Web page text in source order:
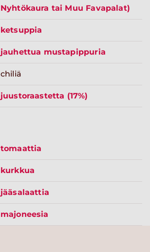
Nyhtökaura tai Muu Favapalat)
ketsuppia
jauhettua mustapippuria
chiliä
juustoraastetta (17%)
tomaattia
kurkkua
jääsalaattia
majoneesia